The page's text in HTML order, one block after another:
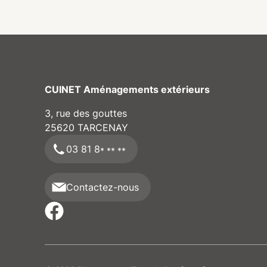
expérience sensorielle unique
CUINET Aménagements extérieurs
3, rue des gouttes
25620 TARCENAY
03 81 8* ** **
Contactez-nous